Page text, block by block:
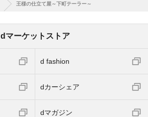
王様の仕立て屋～下町テーラー～
dマーケットストア
d fashion
dカーシェア
dマガジン